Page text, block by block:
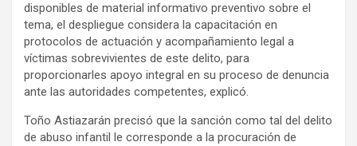
disponibles de material informativo preventivo sobre el
tema, el despliegue considera la capacitación en
protocolos de actuación y acompañamiento legal a
víctimas sobrevivientes de este delito, para
proporcionarles apoyo integral en su proceso de denuncia
ante las autoridades competentes, explicó.
Toño Astiazarán precisó que la sanción como tal del delito
de abuso infantil le corresponde a la procuración de